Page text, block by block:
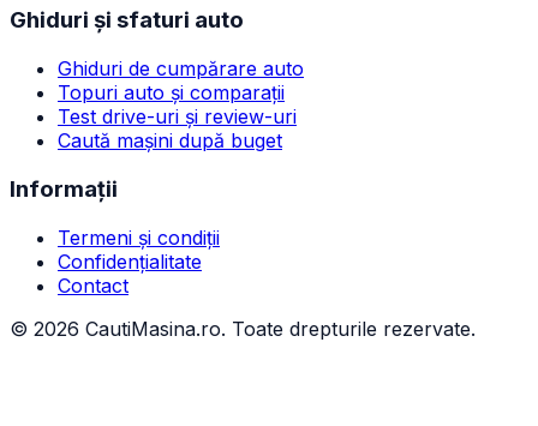
Ghiduri și sfaturi auto
Ghiduri de cumpărare auto
Topuri auto și comparații
Test drive-uri și review-uri
Caută mașini după buget
Informații
Termeni și condiții
Confidențialitate
Contact
© 2026 CautiMasina.ro. Toate drepturile rezervate.